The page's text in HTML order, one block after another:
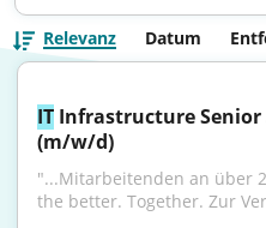
Relevanz Datum
IT Infrastructure Senior
(m/w/d)
"...Mitarbeitenden an über
the better. Together. Zur